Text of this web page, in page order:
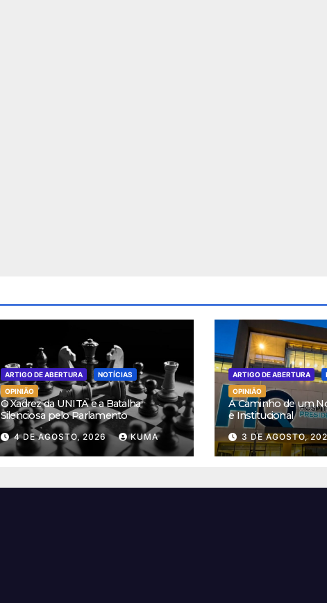
ARTIGO DE ABERTURA
NOTÍCIAS
OPINIÃO
O Xadrez da UNITA e a Batalha
Silenciosa pelo Parlamento
4 DE AGOSTO, 2026 KUMA
ARTIGO DE ABERTURA
OPINIÃO
A Caminho de um
e Institucional
3 DE AGOSTO,